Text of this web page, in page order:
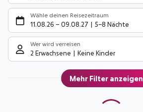
Wähle deinen Reisezeitraum
11.08.26 – 09.08.27 5-8 Nächte
Wer wird verreisen
2 Erwachsene Keine Kinder
Mehr Filter anzeigen